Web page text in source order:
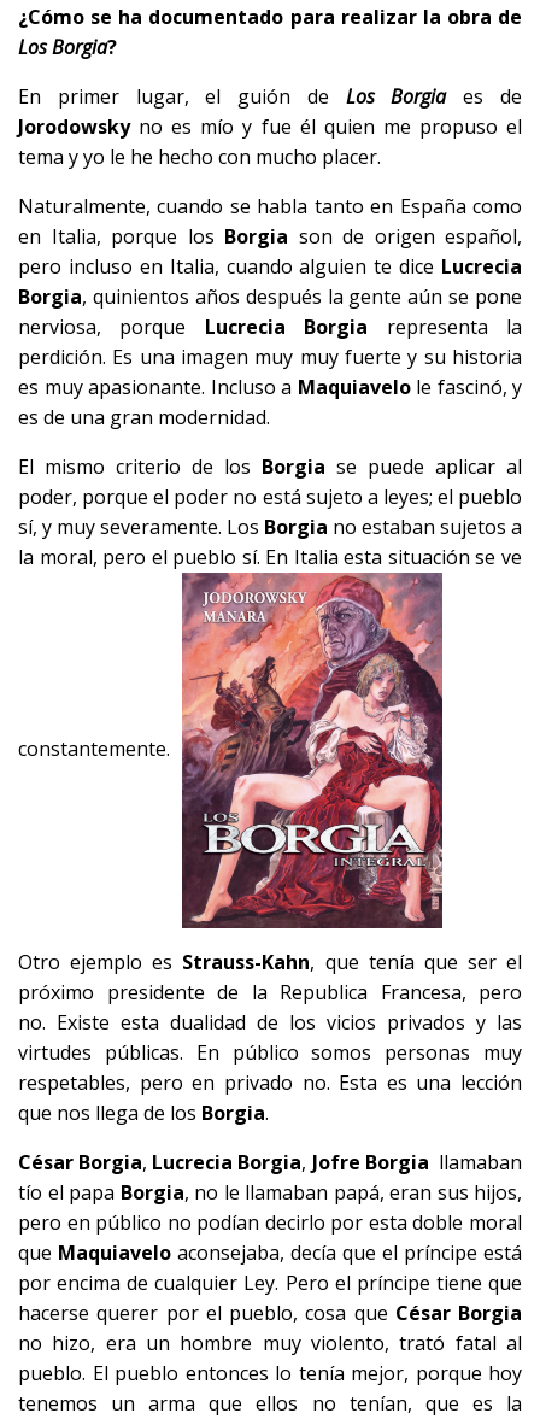
¿Cómo se ha documentado para realizar la obra de
Los Borgia?
En primer lugar, el guión de Los Borgiaes de
Jorodowskyno es mío y fue él quien me propuso el
tema y yo le he hecho con mucho placer.
Naturalmente, cuando se habla tanto en España como
en Italia, porque los Borgia son de origen español,
pero incluso en Italia, cuando alguien te dice Lucrecia
Borgia, quinientos años después la gente aún se pone
nerviosa, porque Lucrecia Borgia representa la
perdición. Es una imagen muy muy fuerte y su historia
es muy apasionante. Incluso a Maquiavelole fascinó, y
es de una gran modernidad.
El mismo criterio de los Borgia se puede aplicar al
poder, porque el poder no está sujeto a leyes; el pueblo
sí, y muy severamente. Los Borgia no estaban sujetos a
la moral, pero el pueblo sí. En Italia esta situación se ve
constantemente.
Otro ejemplo es Strauss-Kahn, que tenía que ser el
próximo presidente de la Republica Francesa, pero
no. Existe esta dualidad de los vicios privados y las
virtudes públicas. En público somos personas muy
respetables, pero en privado no. Esta es una lección
que nos llega de los Borgia.
César Borgia, Lucrecia Borgia, Jofre Borgia llamaban
tío el papa Borgia, no le llamaban papá, eran sus hijos,
pero en público no podían decirlo por esta doble moral
que Maquiavelo aconsejaba, decía que el príncipe está
por encima de cualquier Ley. Pero el príncipe tiene que
hacerse querer por el pueblo, cosa que César Borgia
no hizo, era un hombre muy violento, trató fatal al
pueblo. El pueblo entonces lo tenía mejor, porque hoy
tenemos un arma que ellos no tenían, que es la